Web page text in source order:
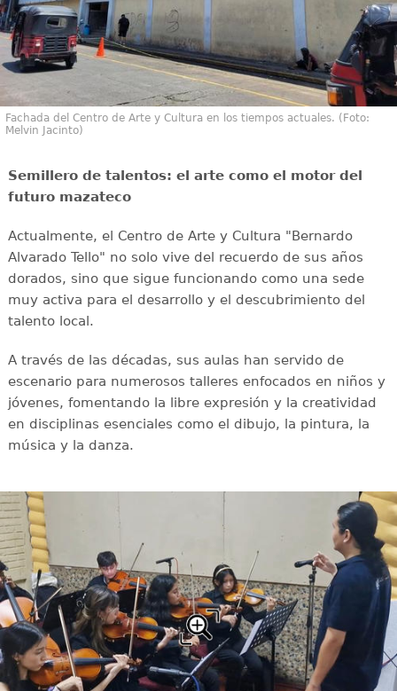
Fachada del Centro de Arte y Cultura en los tiempos actuales. (Foto:
Melvin Jacinto)
Semillero de talentos: el arte como el motor del
futuro mazateco
Actualmente, el Centro de Arte y Cultura "Bernardo
Alvarado Tello" no solo vive del recuerdo de sus años
dorados, sino que sigue funcionando como una sede
muy activa para el desarrollo y el descubrimiento del
talento local.
A través de las décadas, sus aulas han servido de
escenario para numerosos talleres enfocados en niños y
jóvenes, fomentando la libre expresión y la creatividad
en disciplinas esenciales como el dibujo, la pintura, la
música y la danza.